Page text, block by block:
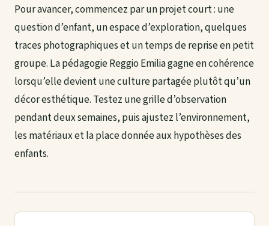
Pour avancer, commencez par un projet court : une
question d’enfant, un espace d’exploration, quelques
traces photographiques et un temps de reprise en petit
groupe. La pédagogie Reggio Emilia gagne en cohérence
lorsqu’elle devient une culture partagée plutôt qu’un
décor esthétique. Testez une grille d’observation
pendant deux semaines, puis ajustez l’environnement,
les matériaux et la place donnée aux hypothèses des
enfants.